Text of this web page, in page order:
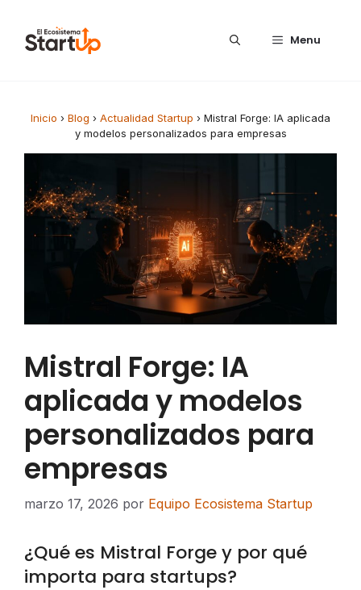
Menu
Inicio › Blog › Actualidad Startup › Mistral Forge: IA aplicada
y modelos personalizados para empresas
Mistral Forge: IA
aplicada y modelos
personalizados para
empresas
marzo 17, 2026 por Equipo Ecosistema Startup
¿Qué es Mistral Forge y por qué
importa para startups?